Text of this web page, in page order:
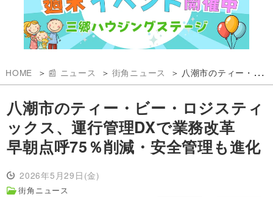
HOME 📰 ニュース 街角ニュース 八潮市のティー・ビー・ロジスティックス、運行管理DXで業務改革 早朝点呼75％削減・安全管理も進化
八潮市のティー・ビー・ロジスティ
ックス、運行管理DXで業務改革
早朝点呼75％削減・安全管理も進化
2026年5月29日(金)
街角ニュース